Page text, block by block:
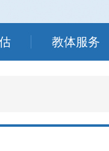
教体服务